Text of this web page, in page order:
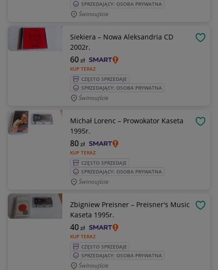
SPRZEDAJĄCY: OSOBA PRYWATNA
Świnoujście
Siekiera – Nowa Aleksandria CD
2002r.
KUP TERAZ
60zł
CZĘSTO SPRZEDAJE
SPRZEDAJĄCY: OSOBA PRYWATNA
Świnoujście
Michał Lorenc – Prowokator Kaseta
1995r.
KUP TERAZ
80zł
CZĘSTO SPRZEDAJE
SPRZEDAJĄCY: OSOBA PRYWATNA
Świnoujście
Zbigniew Preisner – Preisner's Music
Kaseta 1995r.
KUP TERAZ
40zł
CZĘSTO SPRZEDAJE
SPRZEDAJĄCY: OSOBA PRYWATNA
Świnoujście